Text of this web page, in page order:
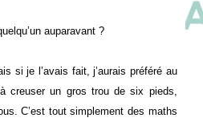
auparavant ?
si je l’avais fait, j’aurais préféré au
creuser un gros trou de six pieds,
C’est tout simplement des maths